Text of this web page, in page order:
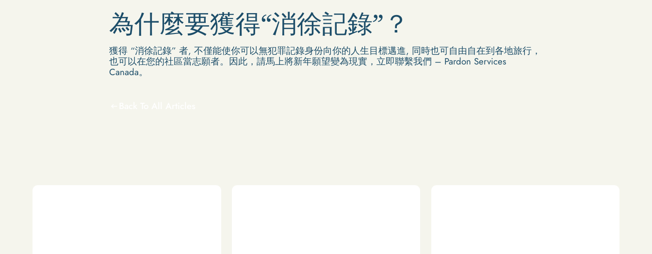
為什麼要獲得“消徐記錄”？
獲得 “消徐記錄” 者, 不僅能使你可以無犯罪記錄身份向你的人生目標邁進, 同時也可自由自在到各地旅行，
也可以在您的社區當志願者。因此，請馬上將新年願望變為現實，立即聯繫我們 – Pardon Services
Canada。